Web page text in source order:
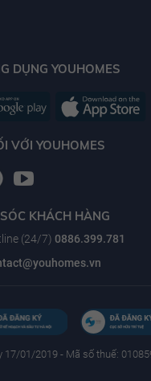
DỤNG YOUHOMES
VỚI YOUHOMES
KHÁCH HÀNG
(24/7) 0886.399.781
17/01/2019 - Mã số thuế: